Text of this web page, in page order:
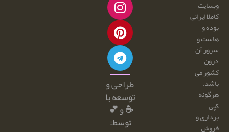
وبسایت
کاملا ایرانی
بوده و
هاست و
سرور آن
درون
کشور می
باشد.
هرگونه
کپی
برداری و
فروش
طراحی و
توسعه با
☕ و 💕
توسط: